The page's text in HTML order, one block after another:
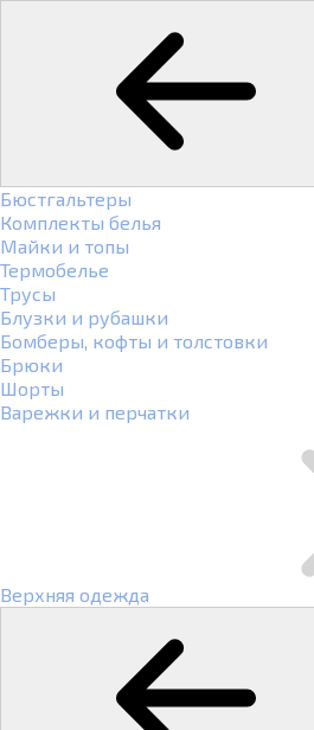
Бюстгальтеры
Комплекты белья
Майки и топы
Термобелье
Трусы
Блузки и рубашки
Бомберы, кофты и толстовки
Брюки
Шорты
Варежки и перчатки
Верхняя одежда